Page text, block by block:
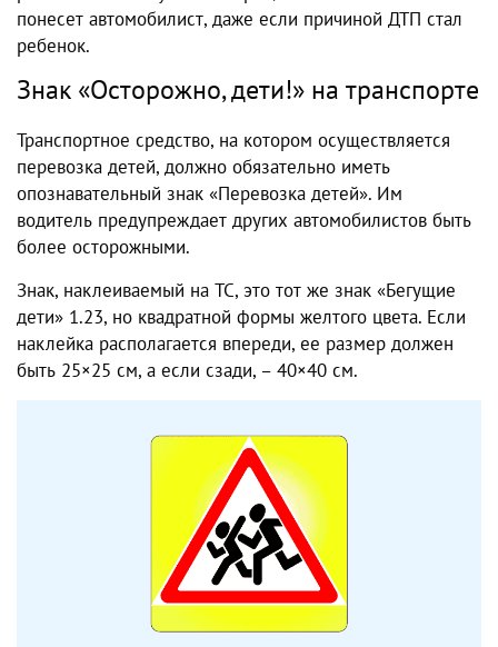
понесет автомобилист, даже если причиной ДТП стал
ребенок.
Знак «Осторожно, дети!» на транспорте
Транспортное средство, на котором осуществляется
перевозка детей, должно обязательно иметь
опознавательный знак «Перевозка детей». Им
водитель предупреждает других автомобилистов быть
более осторожными.
Знак, наклеиваемый на ТС, это тот же знак «Бегущие
дети» 1.23, но квадратной формы желтого цвета. Если
наклейка располагается впереди, ее размер должен
быть 25×25 см, а если сзади, – 40×40 см.